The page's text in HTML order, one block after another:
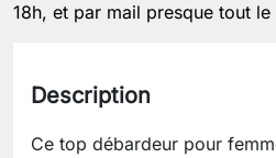
18h, et par mail presque tout le
Description
Ce top débardeur pour